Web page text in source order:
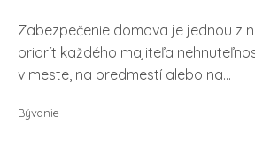
Zabezpečenie domova je jednou z
priorít každého majiteľa
v meste, na predmestí alebo na...
Bývanie